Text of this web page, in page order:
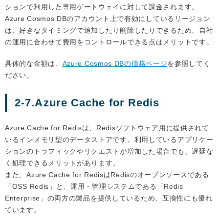
ションで利用した専用ゲートウェイに対して課金されます。
Azure Cosmos DBのアカウント上で有効にしているリージョン
は、好きなタイミングで追加したり削除したりできるため、自社
の運用に合わせて費用をコントロールできる点はメリットです。
具体的な金額は、 Azure Cosmos DBの価格ページを参照してく
ださい。
2-7.Azure Cache for Redis
Azure Cache for Redisは、Redisソフトウェア用に提供されて
いるインメモリ型のデータストアです。利用しているアプリケー
ションのトラフィックやリクエストが増加した場合でも、遅延な
く処理できるメリットがあります。
また、Azure Cache for RedisはRedisのオープンソースである
「OSS Redis」と、運用・管理システムである「Redis
Enterprise」の両方の製品を提供しているため、互換性にも優れ
ています。